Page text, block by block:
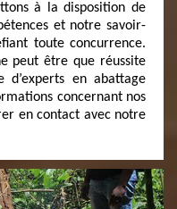
à la disposition de
et notre savoir-
toute concurrence.
peut être que réussite
d’experts en abattage
concernant nos
en contact avec notre